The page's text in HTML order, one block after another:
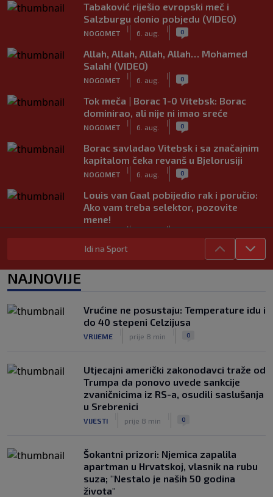
Tabaković riješio evropski meč i
Salzburgu donio pobjedu (VIDEO)
NOGOMET
|
6. aug.
| 0
Allah, Allah, Allah, Allah… Mohamed
Salah! (VIDEO)
NOGOMET
|
6. aug.
| 0
Tok meča | Borac 1-0 Vitebsk: Borac
dominirao, ali nije ni imao sreće
NOGOMET
|
6. aug.
| 0
Borac savladao Vitebsk i sa značajnim
kapitalom čeka revanš u Bjelorusiji
NOGOMET
|
6. aug.
| 0
Louis van Gaal pobijedio rak i poručio:
Ako vam treba selektor, pozovite
mene!
| |
Sanjin Alihodžić protiv čečena Adama
Arsenal ostaje praznih ruku: Vinícius
Júnior i Real Madrid postigli dogovor
NOGOMET 6. aug.
Idi na Sport
NAJNOVIJE
Vrućine ne posustaju: Temperature idu i
do 40 stepeni Celzijusa
VRIJEME prije 8 min 0
Utjecajni američki zakonodavci traže od
Trumpa da ponovo uvede sankcije
zvaničnicima iz RS-a, osudili saslušanja
u Srebrenici
VIJESTI prije 8 min 0
Šokantni prizori: Njemica zapalila
apartman u Hrvatskoj, vlasnik na rubu
suza; "Nestalo je naših 50 godina
života"